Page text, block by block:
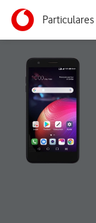
Ir a la pagina
Menu
Particulares
Autónomos
Pymes
Grandes empresas
y AA.PP.